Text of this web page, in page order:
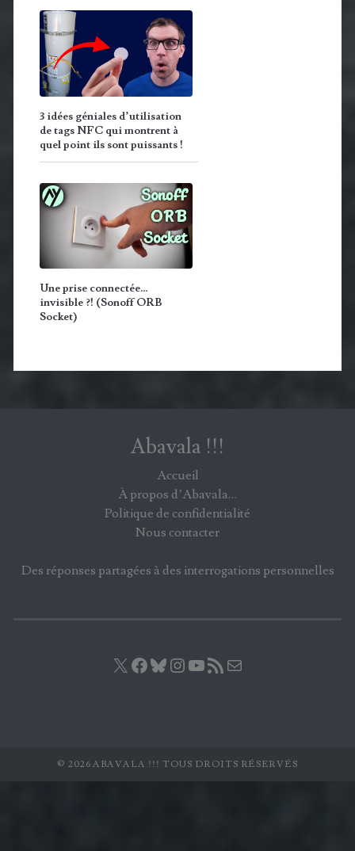
3 idées géniales d’utilisation
de tags NFC qui montrent à
quel point ils sont puissants !
Une prise connectée…
invisible ?! (Sonoff ORB
Socket)
Abavala !!!
Accueil
À propos d’Abavala…
Politique de confidentialité
Nous contacter
Des réponses partagées à des interrogations personnelles
X Facebook
Bluesky
Instagram
YouTube
Flux RSS
© 2026 ABAVALA !!! TOUS DROITS RÉSERVÉS